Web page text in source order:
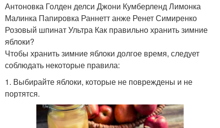
Антоновка Голден делси Джони Кумберленд Лимонка
Малинка Папировка Раннетт анже Ренет Симиренко
Розовый шпинат Ультра Как правильно хранить зимние
яблоки?
Чтобы хранить зимние яблоки долгое время, следует
соблюдать некоторые правила:
1. Выбирайте яблоки, которые не повреждены и не
портятся.